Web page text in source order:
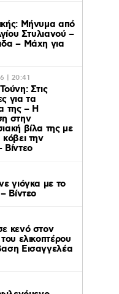
Μήνυμα από
Στυλιανού –
– Μάχη για
| 20:41
Στις
για τα
της – H
στην
βίλα της με
την
γιόγκα με το
Βίντεο
κενό στον
ελικοπτέρου
Εισαγγελέα